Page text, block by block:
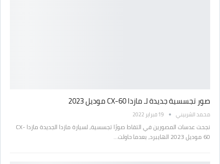
صور تجسسية جديدة لـ مازدا CX-60 موديل 2023
محمد الشربيني 19 فبراير 2022
نجحت عدسات المصورين في التقاط صورًا تجسسية، لسيارة مازدا الجديدة مازدا CX-
60 موديل 2023 الهايبرد، بعدما حاولت…